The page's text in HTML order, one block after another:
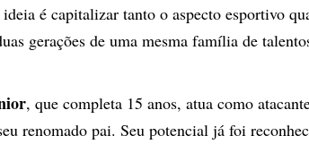
é capitalizar tanto o aspecto esportivo
gerações de uma mesma família de
, que completa 15 anos, atua como
renomado pai. Seu potencial já foi